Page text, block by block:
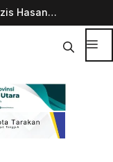
Dorong Percepatan
Tarakan